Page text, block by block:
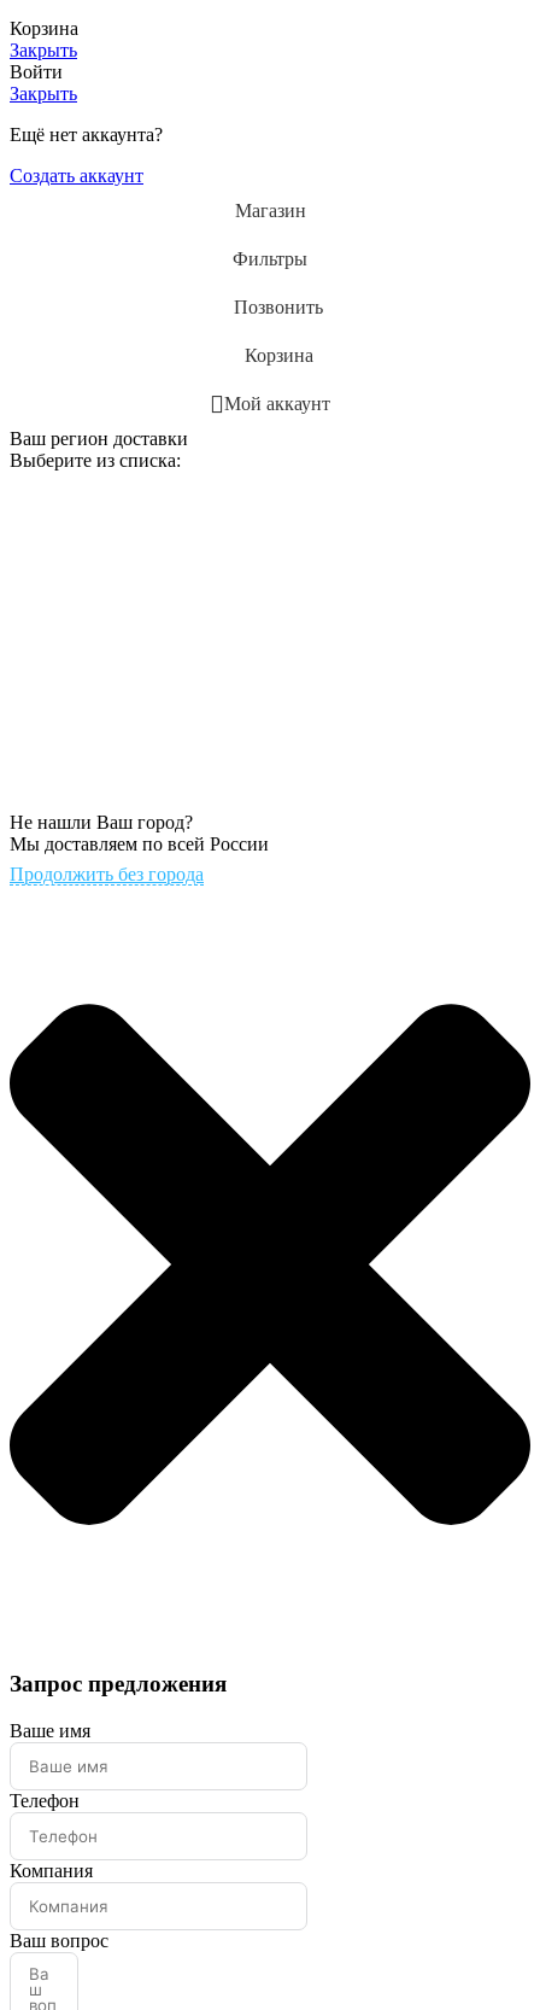
Корзина
Закрыть
Войти
Закрыть
Ещё нет аккаунта?
Создать аккаунт
Магазин
Фильтры
Позвонить
Корзина
Мой аккаунт
Ваш регион доставки
Выберите из списка:
Не нашли Ваш город?
Мы доставляем по всей России
Продолжить без города
Запрос предложения
Ваше имя
Телефон
Компания
Ваш вопрос